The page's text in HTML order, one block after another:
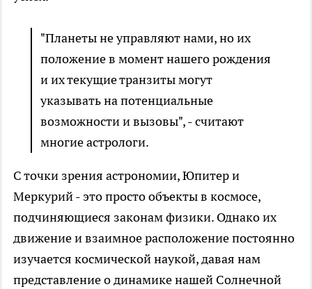
"Планеты не управляют нами, но их
положение в момент нашего рождения
и их текущие транзиты могут
указывать на потенциальные
возможности и вызовы", - считают
многие астрологи.
С точки зрения астрономии, Юпитер и
Меркурий - это просто объекты в космосе,
подчиняющиеся законам физики. Однако их
движение и взаимное расположение постоянно
изучается космической наукой, давая нам
представление о динамике нашей Солнечной